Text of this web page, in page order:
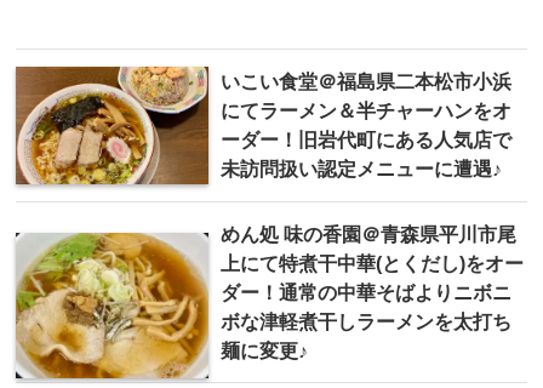
いこい食堂＠福島県二本松市小浜
にてラーメン＆半チャーハンをオ
ーダー！旧岩代町にある人気店で
未訪問扱い認定メニューに遭遇♪
めん処 味の香園＠青森県平川市尾
上にて特煮干中華(とくだし)をオー
ダー！通常の中華そばよりニボニ
ボな津軽煮干しラーメンを太打ち
麺に変更♪